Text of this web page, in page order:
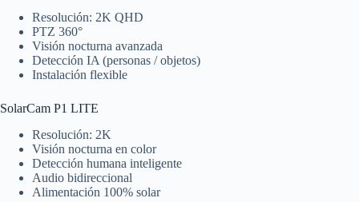
Resolución: 2K QHD
PTZ 360°
Visión nocturna avanzada
Detección IA (personas / objetos)
Instalación flexible
SolarCam P1 LITE
Resolución: 2K
Visión nocturna en color
Detección humana inteligente
Audio bidireccional
Alimentación 100% solar